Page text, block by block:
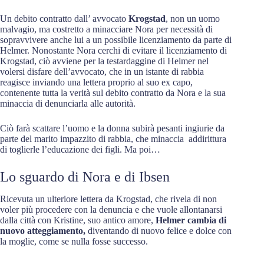
Un debito contratto dall’ avvocato Krogstad, non un uomo
malvagio, ma costretto a minacciare Nora per necessità di
sopravvivere anche lui a un possibile licenziamento da parte di
Helmer. Nonostante Nora cerchi di evitare il licenziamento di
Krogstad, ciò avviene per la testardaggine di Helmer nel
volersi disfare dell’avvocato, che in un istante di rabbia
reagisce inviando una lettera proprio al suo ex capo,
contenente tutta la verità sul debito contratto da Nora e la sua
minaccia di denunciarla alle autorità.
Ciò farà scattare l’uomo e la donna subirà pesanti ingiurie da
parte del marito impazzito di rabbia, che minaccia addirittura
di toglierle l’educazione dei figli. Ma poi…
Lo sguardo di Nora e di Ibsen
Ricevuta un ulteriore lettera da Krogstad, che rivela di non
voler più procedere con la denuncia e che vuole allontanarsi
dalla città con Kristine, suo antico amore, Helmer cambia di
nuovo atteggiamento, diventando di nuovo felice e dolce con
la moglie, come se nulla fosse successo.